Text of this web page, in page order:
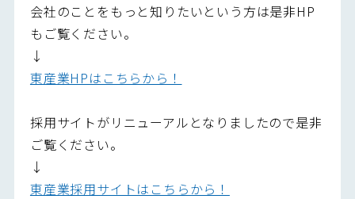
会社のことをもっと知りたいという方は是非HP
もご覧ください。
↓
東産業HPはこちらから！
採用サイトがリニューアルとなりましたので是非
ご覧ください。
↓
東産業採用サイトはこちらから！